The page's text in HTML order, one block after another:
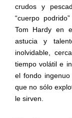
crudos y
“cuerpo
Tom Hardy en
astucia y
inolvidable,
tiempo volátil e
el fondo
que no sólo
le sirven.